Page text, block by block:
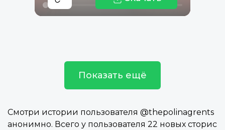
Показать ещё
Смотри истории пользователя @thepolinagrents
анонимно. Всего у пользователя 22 новых сторис